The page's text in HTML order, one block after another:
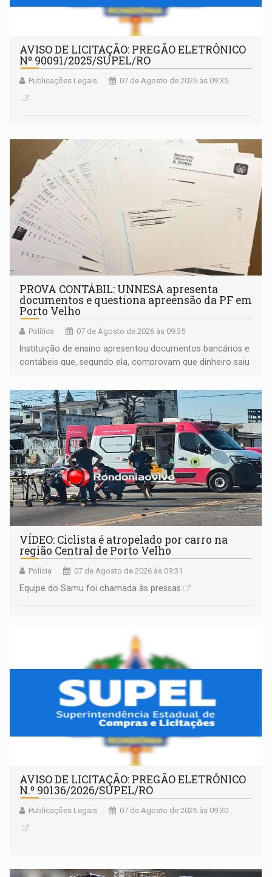
AVISO DE LICITAÇÃO: PREGÃO ELETRÔNICO
Nº 90091/2025/SUPEL/RO
Publicações Legais 07 de Agosto de 2026 às 09:35
PROVA CONTÁBIL: UNNESA apresenta
documentos e questiona apreensão da PF em
Porto Velho
Política 07 de Agosto de 2026 às 09:35
Instituição de ensino apresentou documentos bancários e
contábeis que, segundo ela, comprovam que dinheiro saiu
apreendido quando já estava dentro da sede da entidade
— em pleno ano eleitoral em Rondônia
VÍDEO: Ciclista é atropelado por carro na
região Central de Porto Velho
Polícia 07 de Agosto de 2026 às 09:31
Equipe do Samu foi chamada às pressas
AVISO DE LICITAÇÃO: PREGÃO ELETRÔNICO
N.º 90136/2026/SUPEL/RO
Publicações Legais 07 de Agosto de 2026 às 09:30